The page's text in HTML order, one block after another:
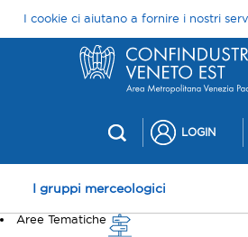
LOGIN
I gruppi merceologici
Aree Tematiche